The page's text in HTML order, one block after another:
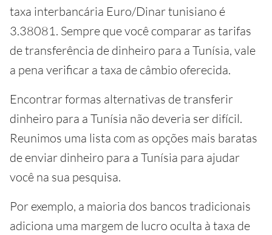
taxa interbancária Euro/Dinar tunisiano é
3.38081. Sempre que você comparar as tarifas
de transferência de dinheiro para a Tunísia, vale
a pena verificar a taxa de câmbio oferecida.
Encontrar formas alternativas de transferir
dinheiro para a Tunísia não deveria ser difícil.
Reunimos uma lista com as opções mais baratas
de enviar dinheiro para a Tunísia para ajudar
você na sua pesquisa.
Por exemplo, a maioria dos bancos tradicionais
adiciona uma margem de lucro oculta à taxa de